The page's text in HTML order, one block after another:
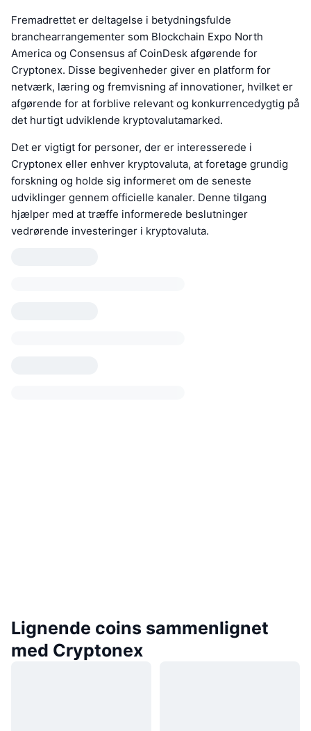
Fremadrettet er deltagelse i betydningsfulde
branchearrangementer som Blockchain Expo North
America og Consensus af CoinDesk afgørende for
Cryptonex. Disse begivenheder giver en platform for
netværk, læring og fremvisning af innovationer, hvilket er
afgørende for at forblive relevant og konkurrencedygtig på
det hurtigt udviklende kryptovalutamarked.
Det er vigtigt for personer, der er interesserede i
Cryptonex eller enhver kryptovaluta, at foretage grundig
forskning og holde sig informeret om de seneste
udviklinger gennem officielle kanaler. Denne tilgang
hjælper med at træffe informerede beslutninger
vedrørende investeringer i kryptovaluta.
Lignende coins sammenlignet
med Cryptonex